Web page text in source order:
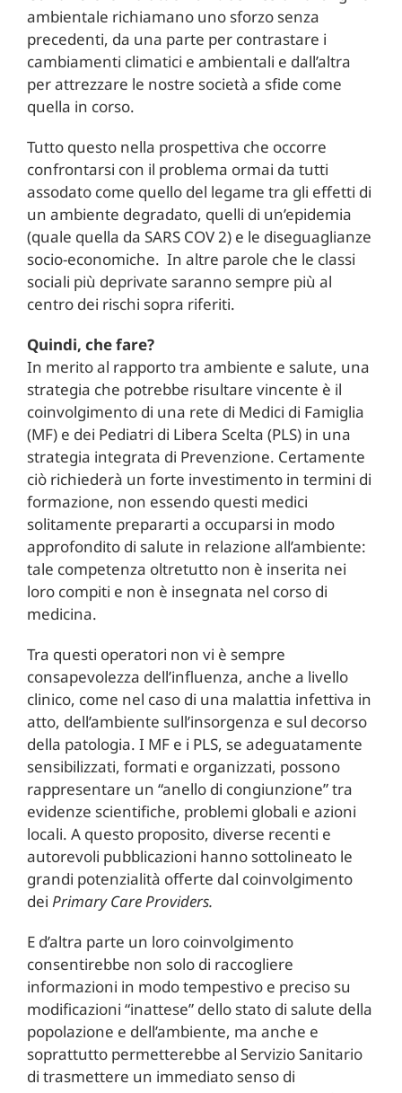
ambientale richiamano uno sforzo senza
precedenti, da una parte per contrastare i
cambiamenti climatici e ambientali e dall’altra
per attrezzare le nostre società a sfide come
quella in corso.
Tutto questo nella prospettiva che occorre
confrontarsi con il problema ormai da tutti
assodato come quello del legame tra gli effetti di
un ambiente degradato, quelli di un’epidemia
(quale quella da SARS COV 2) e le diseguaglianze
socio-economiche. In altre parole che le classi
sociali più deprivate saranno sempre più al
centro dei rischi sopra riferiti.
Quindi, che fare?
In merito al rapporto tra ambiente e salute, una
strategia che potrebbe risultare vincente è il
coinvolgimento di una rete di Medici di Famiglia
(MF) e dei Pediatri di Libera Scelta (PLS) in una
strategia integrata di Prevenzione. Certamente
ciò richiederà un forte investimento in termini di
formazione, non essendo questi medici
solitamente prepararti a occuparsi in modo
approfondito di salute in relazione all’ambiente:
tale competenza oltretutto non è inserita nei
loro compiti e non è insegnata nel corso di
medicina.
Tra questi operatori non vi è sempre
consapevolezza dell’influenza, anche a livello
clinico, come nel caso di una malattia infettiva in
atto, dell’ambiente sull’insorgenza e sul decorso
della patologia. I MF e i PLS, se adeguatamente
sensibilizzati, formati e organizzati, possono
rappresentare un “anello di congiunzione” tra
evidenze scientifiche, problemi globali e azioni
locali. A questo proposito, diverse recenti e
autorevoli pubblicazioni hanno sottolineato le
grandi potenzialità offerte dal coinvolgimento
dei Primary Care Providers.
E d’altra parte un loro coinvolgimento
consentirebbe non solo di raccogliere
informazioni in modo tempestivo e preciso su
modificazioni “inattese” dello stato di salute della
popolazione e dell’ambiente, ma anche e
soprattutto permetterebbe al Servizio Sanitario
di trasmettere un immediato senso di